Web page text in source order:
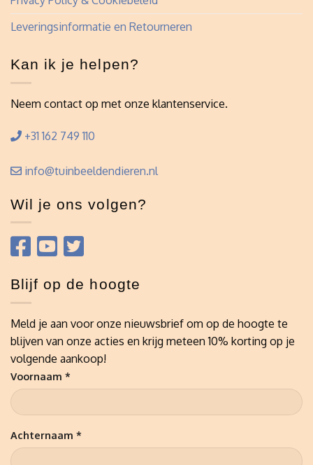
Leveringsinformatie en Retourneren
Kan ik je helpen?
Neem contact op met onze klantenservice.
+31 162 749 110
info@tuinbeeldendieren.nl
Wil je ons volgen?
Blijf op de hoogte
Meld je aan voor onze nieuwsbrief om op de hoogte te
blijven van onze acties en krijg meteen 10% korting op je
volgende aankoop!
Voornaam *
Achternaam *